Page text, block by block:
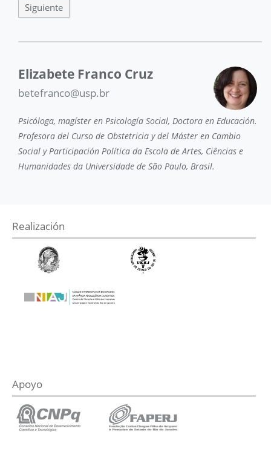
Siguiente
Elizabete Franco Cruz
betefranco@usp.br
Psicóloga, magíster en Psicología Social, Doctora en Educación.
Profesora del Curso de Obstetricia y del Máster en Cambio
Social y Participación Política da Escola de Artes, Ciências e
Humanidades da Universidade de São Paulo, Brasil.
Realización
Apoyo